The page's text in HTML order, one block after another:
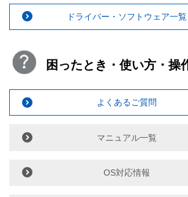
ドライバー・ソフトウェア一覧
困ったとき・使い方・操
よくあるご質問
マニュアル一覧
OS対応情報